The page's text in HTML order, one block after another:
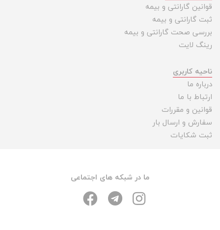
قوانین گارانتی و بیمه
ثبت گارانتی و بیمه
بررسی صحت گارانتی و بیمه
رینگ لایت
ناحیه کاربری
درباره ما
ارتباط با ما
قوانین و مقررات
سفارش و ارسال بار
ثبت شکایات
ما در شبکه های اجتماعی